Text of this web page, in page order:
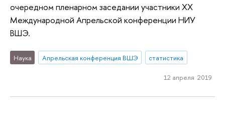
очередном пленарном заседании участники ХХ
Международной Апрельской конференции НИУ
ВШЭ.
Наука Апрельская конференция ВШЭ статистика
12 апреля 2019